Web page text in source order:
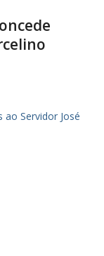
ao Servidor José